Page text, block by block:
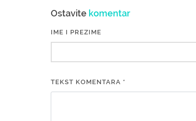
Ostavite komentar
IME I PREZIME
TEKST KOMENTARA *